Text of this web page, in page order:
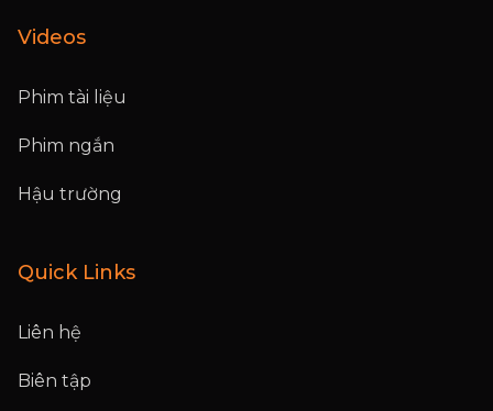
Videos
Phim tài liệu
Phim ngắn
Hậu trường
Quick Links
Liên hệ
Biên tập